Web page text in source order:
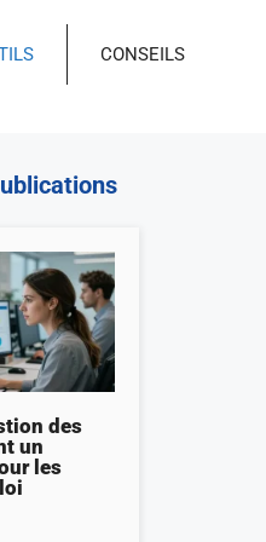
CONSEILS
des
un
les